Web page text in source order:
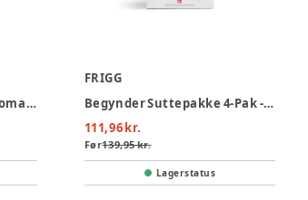
Suttepakke 4-Pak Rosy Romance Latex Str. 2
FRIGG
Begynder Suttepakke 4-Pak - Powder Blue
111,96 kr.
Før139,95 kr.
Lagerstatus